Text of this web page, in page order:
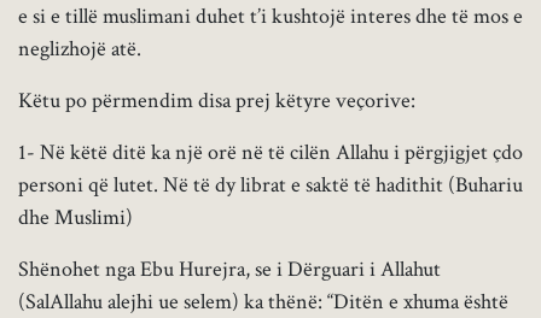
e si e tillë muslimani duhet t’i kushtojë interes dhe të mos e
neglizhojë atë.
Këtu po përmendim disa prej këtyre veçorive:
1- Në këtë ditë ka një orë në të cilën Allahu i përgjigjet çdo
personi që lutet. Në të dy librat e saktë të hadithit (Buhariu
dhe Muslimi)
Shënohet nga Ebu Hurejra, se i Dërguari i Allahut
(SalAllahu alejhi ue selem) ka thënë: “Ditën e xhuma është